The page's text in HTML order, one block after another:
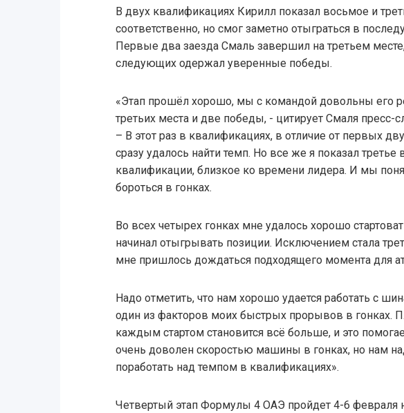
В двух квалификациях Кирилл показал восьмое и
соответственно, но смог заметно отыграться в
Первые два заезда Смаль завершил на третьем
следующих одержал уверенные победы.
«Этап прошёл хорошо, мы с командой довольны его
третьих места и две победы, - цитирует Смаля пресс-
– В этот раз в квалификациях, в отличие от первых
сразу удалось найти темп. Но все же я показал
квалификации, близкое ко времени лидера. И мы
бороться в гонках.
Во всех четырех гонках мне удалось хорошо
начинал отыгрывать позиции. Исключением стала
мне пришлось дождаться подходящего момента для
Надо отметить, что нам хорошо удается работать с
один из факторов моих быстрых прорывов в гонках.
каждым стартом становится всё больше, и это
очень доволен скоростью машины в гонках, но нам
поработать над темпом в квалификациях».
Четвертый этап Формулы 4 ОАЭ пройдет 4-6 февраля